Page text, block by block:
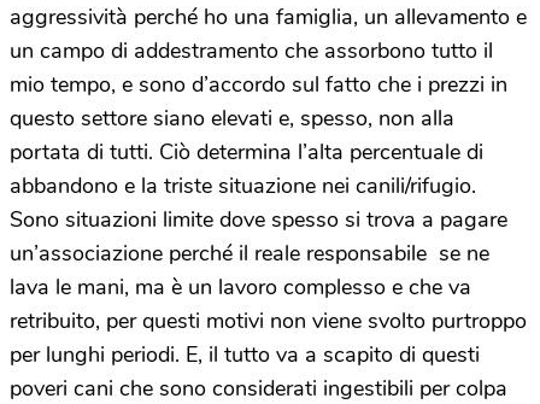
aggressività perché ho una famiglia, un allevamento e
un campo di addestramento che assorbono tutto il
mio tempo, e sono d’accordo sul fatto che i prezzi in
questo settore siano elevati e, spesso, non alla
portata di tutti. Ciò determina l’alta percentuale di
abbandono e la triste situazione nei canili/rifugio.
Sono situazioni limite dove spesso si trova a pagare
un’associazione perché il reale responsabile se ne
lava le mani, ma è un lavoro complesso e che va
retribuito, per questi motivi non viene svolto purtroppo
per lunghi periodi. E, il tutto va a scapito di questi
poveri cani che sono considerati ingestibili per colpa